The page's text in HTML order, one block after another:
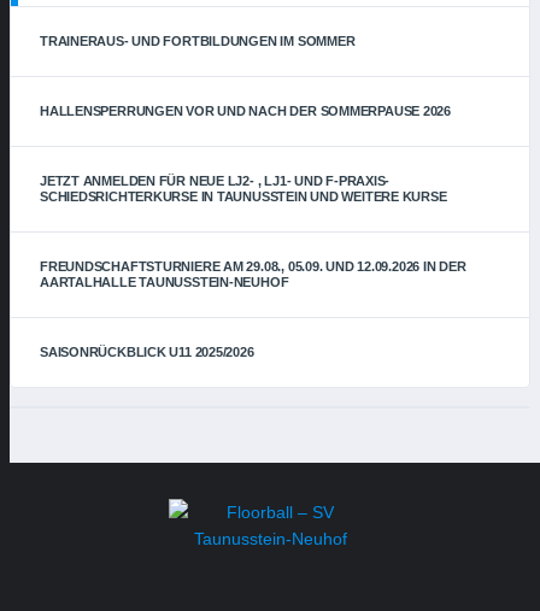
TRAINERAUS- UND FORTBILDUNGEN IM SOMMER
HALLENSPERRUNGEN VOR UND NACH DER SOMMERPAUSE 2026
JETZT ANMELDEN FÜR NEUE LJ2- , LJ1- UND F-PRAXIS-
SCHIEDSRICHTERKURSE IN TAUNUSSTEIN UND WEITERE KURSE
FREUNDSCHAFTSTURNIERE AM 29.08., 05.09. UND 12.09.2026 IN DER
AARTALHALLE TAUNUSSTEIN-NEUHOF
SAISONRÜCKBLICK U11 2025/2026